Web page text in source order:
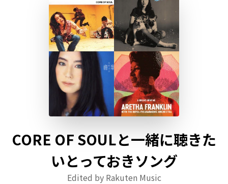
初回30日間無料お試し
CORE OF SOULと一緒に聴きた
いとっておきソング
Edited by Rakuten Music